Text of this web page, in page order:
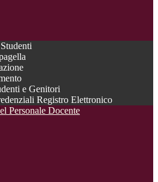
e Genitori
Registro Elettronico
Personale Docente